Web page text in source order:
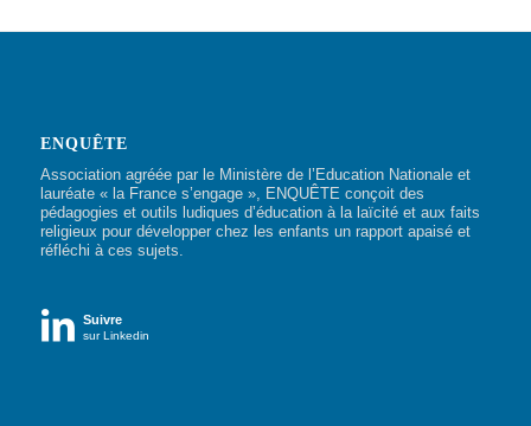
ENQUÊTE
Association agréée par le Ministère de l’Education Nationale et
lauréate « la France s’engage », ENQUÊTE conçoit des
pédagogies et outils ludiques d’éducation à la laïcité et aux faits
religieux pour développer chez les enfants un rapport apaisé et
réfléchi à ces sujets.
 Suivre
sur Linkedin